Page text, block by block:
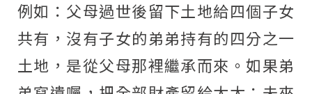
例如：父母過世後留下土地給四個子女
共有，沒有子女的弟弟持有的四分之一
土地，是從父母那裡繼承而來。如果弟